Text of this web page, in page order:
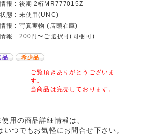
報 : 後期 2桁MR777015Z
態 : 未使用(UNC)
報 : 写真実物 (店頭在庫)
報 : 200円〜ご選択可(同梱可)
品 希少品
ご覧頂きありがとうございま
す｡
当商品は完売しております。
用の商品詳細情報は、
つでもお気軽にお問合せ下さい。